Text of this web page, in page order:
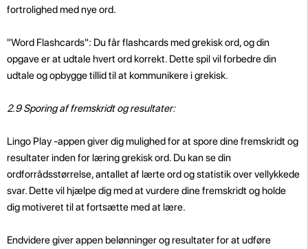
fortrolighed med nye ord.
"Word Flashcards": Du får flashcards med grekisk ord, og din
opgave er at udtale hvert ord korrekt. Dette spil vil forbedre din
udtale og opbygge tillid til at kommunikere i grekisk.
2.9 Sporing af fremskridt og resultater:
Lingo Play -appen giver dig mulighed for at spore dine fremskridt og
resultater inden for læring grekisk ord. Du kan se din
ordforrådsstørrelse, antallet af lærte ord og statistik over vellykkede
svar. Dette vil hjælpe dig med at vurdere dine fremskridt og holde
dig motiveret til at fortsætte med at lære.
Endvidere giver appen belønninger og resultater for at udføre